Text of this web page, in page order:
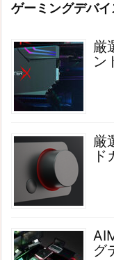
ゲーミングデバイ
厳
ン
厳
ド
グ